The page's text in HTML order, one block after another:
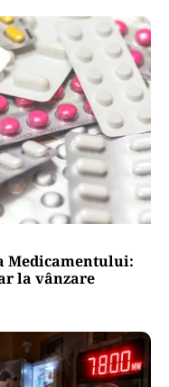
Medicamentului:
la vânzare